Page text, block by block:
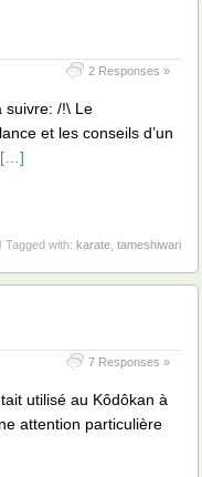
2 Responses »
suivre: /!\ Le
et les conseils d’un
[…]
Tagged with: karate, tameshiwari
7 Responses »
utilisé au Kôdôkan à
attention particulière